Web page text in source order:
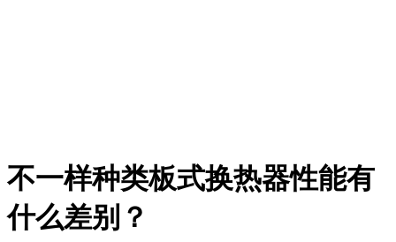
不一样种类板式换热器性能有
什么差别？